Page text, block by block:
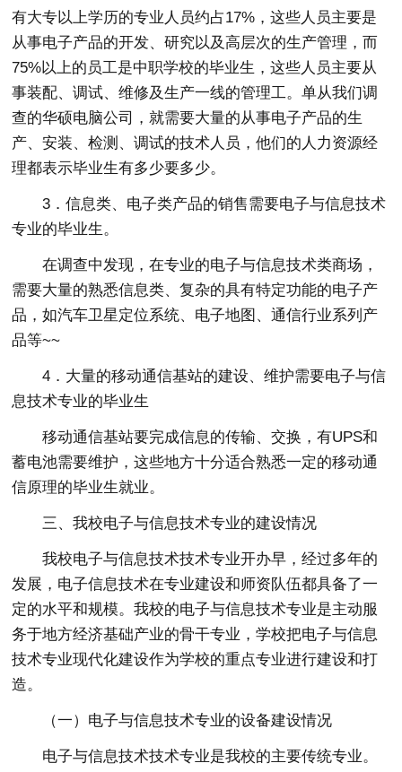
有大专以上学历的专业人员约占17%，这些人员主要是
从事电子产品的开发、研究以及高层次的生产管理，而
75%以上的员工是中职学校的毕业生，这些人员主要从
事装配、调试、维修及生产一线的管理工。单从我们调
查的华硕电脑公司，就需要大量的从事电子产品的生
产、安装、检测、调试的技术人员，他们的人力资源经
理都表示毕业生有多少要多少。
3．信息类、电子类产品的销售需要电子与信息技术
专业的毕业生。
在调查中发现，在专业的电子与信息技术类商场，
需要大量的熟悉信息类、复杂的具有特定功能的电子产
品，如汽车卫星定位系统、电子地图、通信行业系列产
品等~~
4．大量的移动通信基站的建设、维护需要电子与信
息技术专业的毕业生
移动通信基站要完成信息的传输、交换，有UPS和
蓄电池需要维护，这些地方十分适合熟悉一定的移动通
信原理的毕业生就业。
三、我校电子与信息技术专业的建设情况
我校电子与信息技术技术专业开办早，经过多年的
发展，电子信息技术在专业建设和师资队伍都具备了一
定的水平和规模。我校的电子与信息技术专业是主动服
务于地方经济基础产业的骨干专业，学校把电子与信息
技术专业现代化建设作为学校的重点专业进行建设和打
造。
（一）电子与信息技术专业的设备建设情况
电子与信息技术技术专业是我校的主要传统专业。